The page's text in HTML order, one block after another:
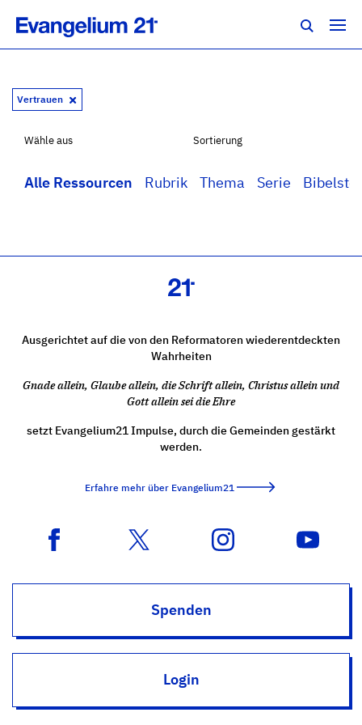
Vertrauen
Wähle aus
Alle Ressourcen Rubrik Thema Serie
Sortierung
Ausgerichtet auf die von den Reformatoren wiederentdeckten
Wahrheiten
Gnade allein, Glaube allein, die Schrift allein, Christus allein und
Gott allein sei die Ehre
setzt Evangelium21 Impulse, durch die Gemeinden gestärkt
werden.
Erfahre mehr über Evangelium21
Spenden
Login